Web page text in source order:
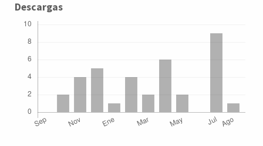
Descargas